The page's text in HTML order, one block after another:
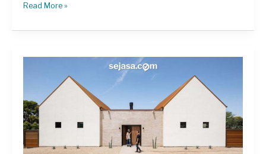
Perhatikan
Hal
Sebelum
Bangunan
Read More »